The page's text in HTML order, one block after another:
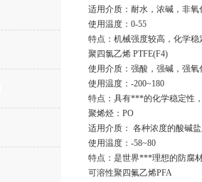
适用介质：耐水，浓碱，非
使用温度：0-55
特点：机械强度较高，化学
聚四氯乙烯 PTFE(F4)
使用介质：强酸，强碱，强氧
使用温度：-200~180
特点：具有***的化学稳定性
聚烯烃：PO
适用介质： 各种浓度的酸碱
使用温度：-58~80
特点：是世界***理想的防腐
可溶性聚四氟乙烯PFA